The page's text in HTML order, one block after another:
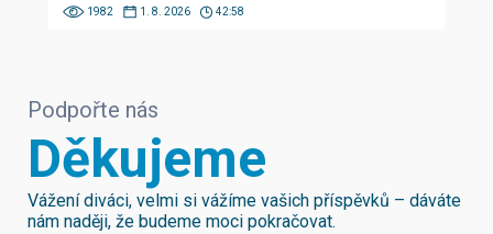
1982 1. 8. 2026 42:58
Podpořte nás
Děkujeme
Vážení diváci, velmi si vážíme vašich příspěvků – dáváte
nám naději, že budeme moci pokračovat.